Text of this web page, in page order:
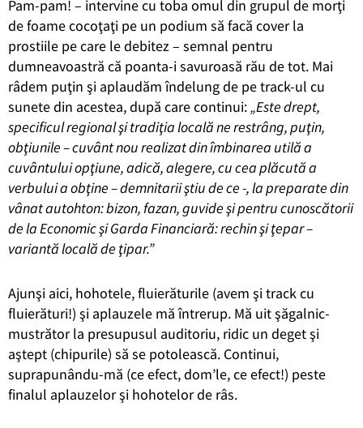
Pam-pam! – intervine cu toba omul din grupul de morţi
de foame cocoţaţi pe un podium să facă cover la
prostiile pe care le debitez – semnal pentru
dumneavoastră că poanta-i savuroasă rău de tot. Mai
râdem puţin şi aplaudăm îndelung de pe track-ul cu
sunete din acestea, după care continui:„Este drept,
specificul regional şi tradiţia locală ne restrâng, puţin,
obţiunile – cuvânt nou realizat din îmbinarea utilă a
cuvântului opţiune, adică, alegere, cu cea plăcută a
verbului a obţine – demnitarii ştiu de ce -, la preparate din
vânat autohton: bizon, fazan, guvide şi pentru cunoscătorii
de la Economic şi Garda Financiară: rechin şi ţepar –
variantă locală de ţipar.”
Ajunşi aici, hohotele, fluierăturile (avem şi track cu
fluierături!) şi aplauzele mă întrerup. Mă uit şăgalnic-
mustrător la presupusul auditoriu, ridic un deget şi
aştept (chipurile) să se potolească. Continui,
suprapunându-mă (ce efect, dom’le, ce efect!) peste
finalul aplauzelor şi hohotelor de râs.